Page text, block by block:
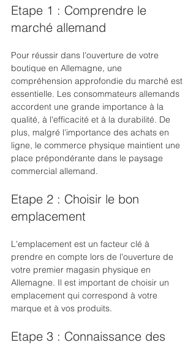
Etape 1 : Comprendre le
marché allemand
Pour réussir dans l'ouverture de votre
boutique en Allemagne, une
compréhension approfondie du marché est
essentielle. Les consommateurs allemands
accordent une grande importance à la
qualité, à l'efficacité et à la durabilité. De
plus, malgré l'importance des achats en
ligne, le commerce physique maintient une
place prépondérante dans le paysage
commercial allemand.
Etape 2 : Choisir le bon
emplacement
L'emplacement est un facteur clé à
prendre en compte lors de l'ouverture de
votre premier magasin physique en
Allemagne. Il est important de choisir un
emplacement qui correspond à votre
marque et à vos produits.
Etape 3 : Connaissance des